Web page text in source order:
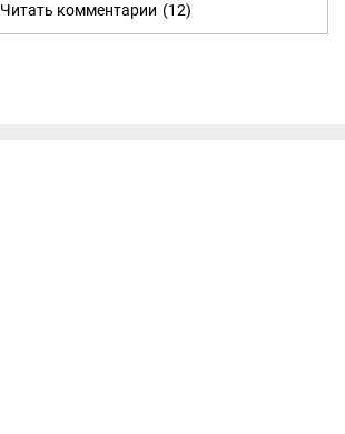
Читать комментарии (12)